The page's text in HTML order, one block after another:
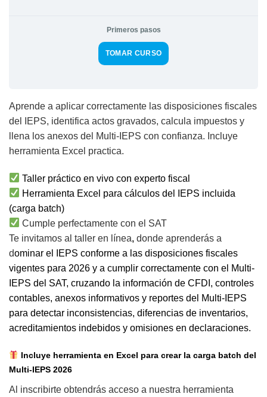
Primeros pasos
TOMAR CURSO
Aprende a aplicar correctamente las disposiciones fiscales
del IEPS, identifica actos gravados, calcula impuestos y
llena los anexos del Multi-IEPS con confianza. Incluye
herramienta Excel practica.
Taller práctico en vivo con experto fiscal
Herramienta Excel para cálculos del IEPS incluida
(carga batch)
Cumple perfectamente con el SAT
Te invitamos al taller en línea, donde aprenderás a
dominar el IEPS conforme a las disposiciones fiscales
vigentes para 2026 y a cumplir correctamente con el Multi-
IEPS del SAT, cruzando la información de CFDI, controles
contables, anexos informativos y reportes del Multi-IEPS
para detectar inconsistencias, diferencias de inventarios,
acreditamientos indebidos y omisiones en declaraciones.
Incluye herramienta en Excel para crear la carga batch del
Multi-IEPS 2026
Al inscribirte obtendrás acceso a nuestra herramienta